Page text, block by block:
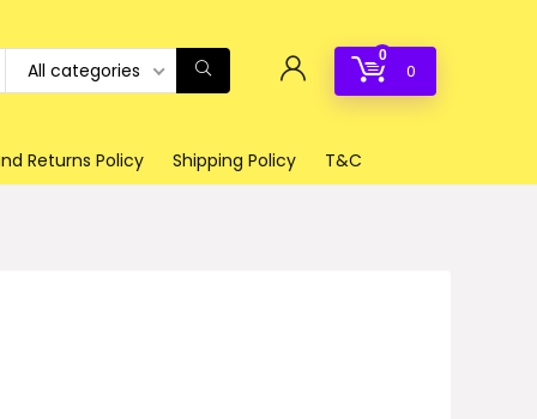
All categories
0
0
Returns Policy Shipping Policy T&C